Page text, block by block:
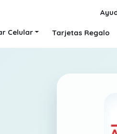
Celular Tarjetas Regalo